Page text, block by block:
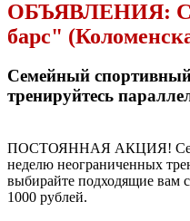
ОБЪЯВЛЕНИЯ:
барс"
Семейный
тренируйтесь
ПОСТОЯННАЯ АКЦИЯ!
неделю неограниченных
выбирайте подходящие вам
1000 рублей.